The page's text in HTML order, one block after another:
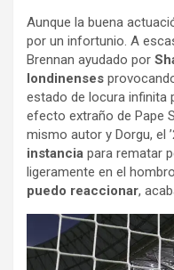
Aunque la buena
por un infortunio. A
Brennan ayudado por
londinenses
estado de locura infinita
efecto extraño de Pape
mismo autor y Dorgu, el
instancia para rematar
ligeramente en el
puedo reaccionar,